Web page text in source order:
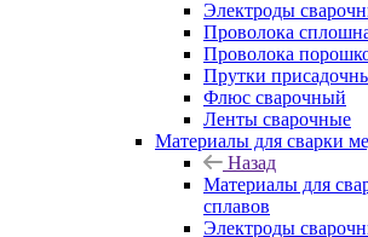
Электроды
Проволока
Проволока
Прутки
Флюс сварочный
Ленты сварочные
Материалы для сварки
Назад
Материалы для
сплавов
Электроды